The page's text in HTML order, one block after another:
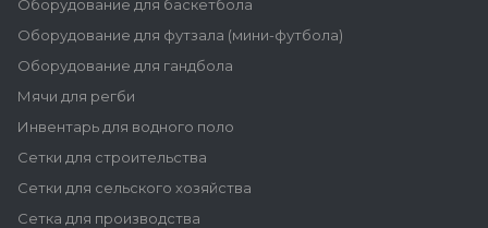
Оборудование для баскетбола
Оборудование для футзала (мини-футбола)
Оборудование для гандбола
Мячи для регби
Инвентарь для водного поло
Сетки для строительства
Сетки для сельского хозяйства
Сетка для производства